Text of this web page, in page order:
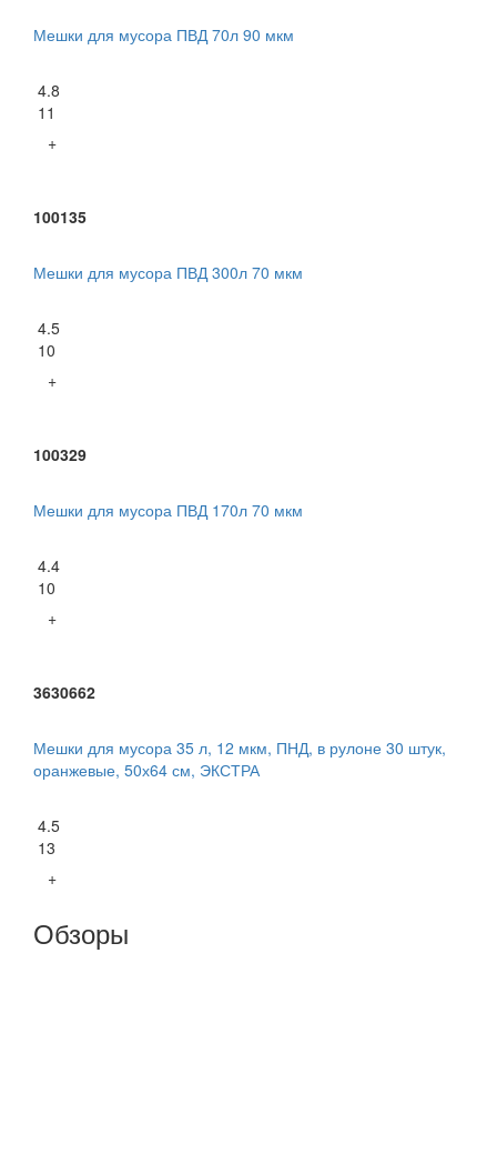
Мешки для мусора ПВД 70л 90 мкм
4.8
11
+
100135
Мешки для мусора ПВД 300л 70 мкм
4.5
10
+
100329
Мешки для мусора ПВД 170л 70 мкм
4.4
10
+
3630662
Мешки для мусора 35 л, 12 мкм, ПНД, в рулоне 30 штук,
оранжевые, 50х64 см, ЭКСТРА
4.5
13
+
Обзоры